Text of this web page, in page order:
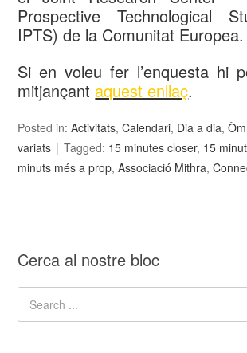
Prospective Technological
IPTS) de la Comunitat Europea.
Si en voleu fer l’enquesta hi
mitjançant aquest enllaç.
Posted in:Activitats,Calendari, Dia a dia,
variats
Tagged: 15 minutes closer, 15
minuts més a prop,Associació Mithra,
Cerca al nostre bloc